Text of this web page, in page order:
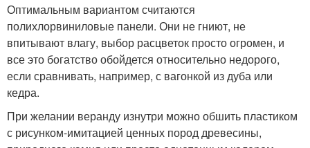
Оптимальным вариантом считаются
полихлорвиниловые панели. Они не гниют, не
впитывают влагу, выбор расцветок просто огромен, и
все это богатство обойдется относительно недорого,
если сравнивать, например, с вагонкой из дуба или
кедра.
При желании веранду изнутри можно обшить пластиком
с рисунком-имитацией ценных пород древесины,